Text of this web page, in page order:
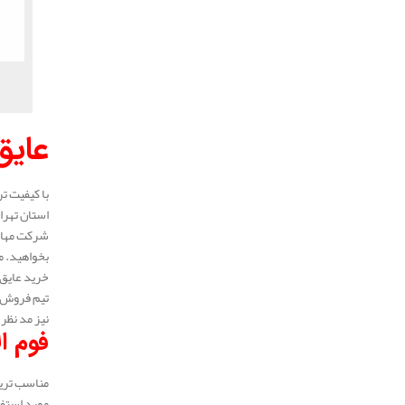
با کیفیت
استان
شرکت
خرید
تیم فروش
نیز مد
فوم
مناسب